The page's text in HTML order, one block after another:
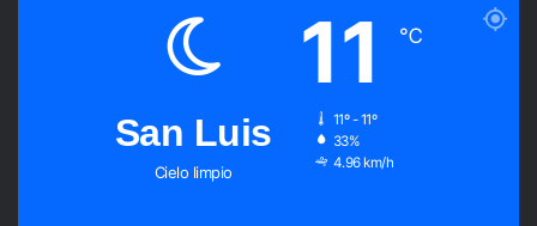
San Luis
Cielo limpio
11 ℃
11º - 11º
33%
4.96 km/h